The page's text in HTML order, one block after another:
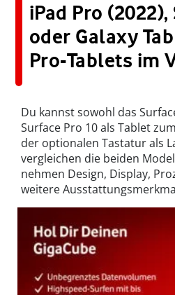
iPad Pro
oder Galaxy
Pro-Tablets im
Du kannst sowohl das
Surface Pro 10 als Tablet
der optionalen Tastatur als
vergleichen die beiden
nehmen Design, Display,
weitere